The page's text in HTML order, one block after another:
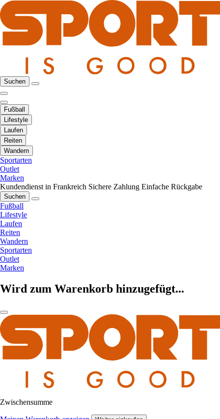
Suchen
Fußball
Lifestyle
Laufen
Reiten
Wandern
Sportarten
Outlet
Marken
Kundendienst in Frankreich Sichere Zahlung Einfache Rückgabe
Suchen
Fußball
Lifestyle
Laufen
Reiten
Wandern
Sportarten
Outlet
Marken
Wird zum Warenkorb hinzugefügt...
Zwischensumme